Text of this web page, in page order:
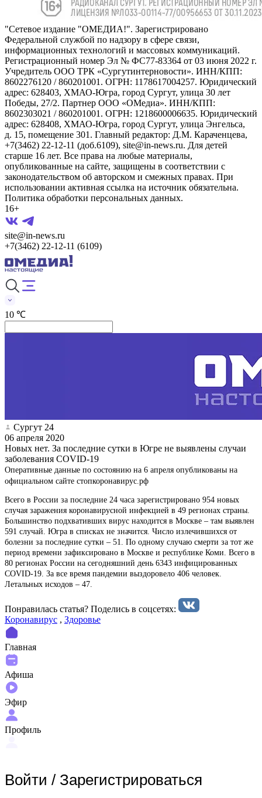
"Сетевое издание "ОМЕДИА!". Зарегистрировано
Федеральной службой по надзору в сфере связи,
информационных технологий и массовых коммуникаций.
Регистрационный номер Эл № ФС77-83364 от 03 июня 2022 г.
Учредитель ООО ТРК «Сургутинтерновости». ИНН/КПП:
8602276120 / 860201001. ОГРН: 1178617004257. Юридический
адрес: 628403, ХМАО-Югра, город Сургут, улица 30 лет
Победы, 27/2. Партнер ООО «ОМедиа». ИНН/КПП:
8602303021 / 860201001. ОГРН: 1218600006635. Юридический
адрес: 628408, ХМАО-Югра, город Сургут, улица Энгельса,
д. 15, помещение 301. Главный редактор: Д.М. Караченцева,
+7(3462) 22-12-11 (доб.6109), site@in-news.ru. Для детей
старше 16 лет. Все права на любые материалы,
опубликованные на сайте, защищены в соответствии с
законодательством об авторском и смежных правах. При
использовании активная ссылка на источник обязательна.
Политика обработки персональных данных.
16+
site@in-news.ru
+7(3462) 22-12-11 (6109)
10 ℃
Сургут 24
06 апреля 2020
Новых нет. За последние сутки в Югре не выявлены случаи
заболевания COVID-19
Оперативные данные по состоянию на 6 апреля опубликованы на
официальном сайте стопкоронавирус.рф
Всего в России за последние 24 часа зарегистрировано 954 новых
случая заражения коронавирусной инфекцией в 49 регионах страны.
Большинство подхвативших вирус находится в Москве – там выявлен
591 случай. Югра в списках не значится. Число излечившихся от
болезни за последние сутки – 51. По одному случаю смерти за тот же
период времени зафиксировано в Москве и республике Коми. Всего в
80 регионах России на сегодняшний день 6343 инфицированных
COVID-19. За все время пандемии выздоровело 406 человек.
Летальных исходов – 47.
Понравилась статья? Поделиcь в соцсетях:
Коронавирус , Здоровье
Главная
Афиша
Эфир
Профиль
Войти / Зарегистрироваться